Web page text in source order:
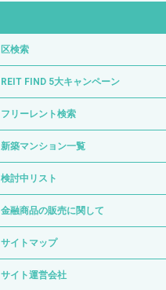
区検索
REIT FIND 5大キャンペーン
フリーレント検索
新築マンション一覧
検討中リスト
金融商品の販売に関して
サイトマップ
サイト運営会社